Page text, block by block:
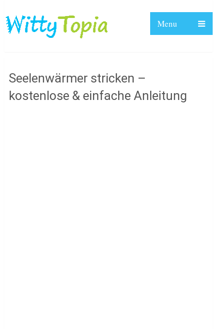
Menu
Seelenwärmer stricken –
kostenlose & einfache Anleitung